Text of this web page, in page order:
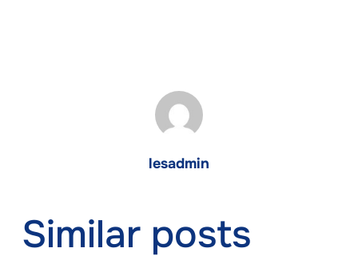
lesadmin
Similar posts